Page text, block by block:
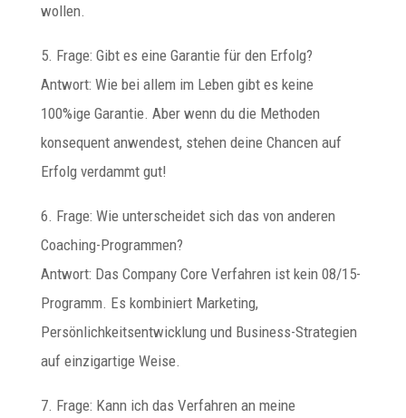
wollen.
5. Frage: Gibt es eine Garantie für den Erfolg?
Antwort: Wie bei allem im Leben gibt es keine
100%ige Garantie. Aber wenn du die Methoden
konsequent anwendest, stehen deine Chancen auf
Erfolg verdammt gut!
6. Frage: Wie unterscheidet sich das von anderen
Coaching-Programmen?
Antwort: Das Company Core Verfahren ist kein 08/15-
Programm. Es kombiniert Marketing,
Persönlichkeitsentwicklung und Business-Strategien
auf einzigartige Weise.
7. Frage: Kann ich das Verfahren an meine